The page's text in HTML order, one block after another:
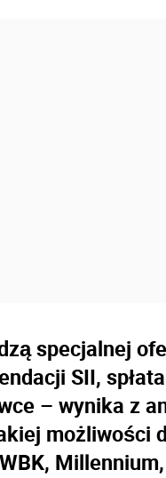
specjalnej
SII,
– wynika z
możliwości